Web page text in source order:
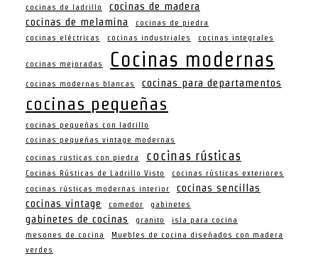
cocinas de ladrillo
cocinas de madera
cocinas de melamina
cocinas de piedra
cocinas eléctricas
cocinas industriales cocinas integrales
cocinas mejoradas Cocinas modernas
cocinas modernas blancas cocinas para departamentos
cocinas pequeñas
cocinas pequeñas con ladrillo
cocinas pequeñas vintage modernas
cocinas rusticas con piedra cocinas rústicas
Cocinas Rústicas de Ladrillo Visto
cocinas rústicas exteriores
cocinas rústicas modernas interior
cocinas sencillas
cocinas vintage
comedor gabinetes
gabinetes de cocinas granito
isla para cocina
mesones de cocina
Muebles de cocina diseñados con madera
verdes